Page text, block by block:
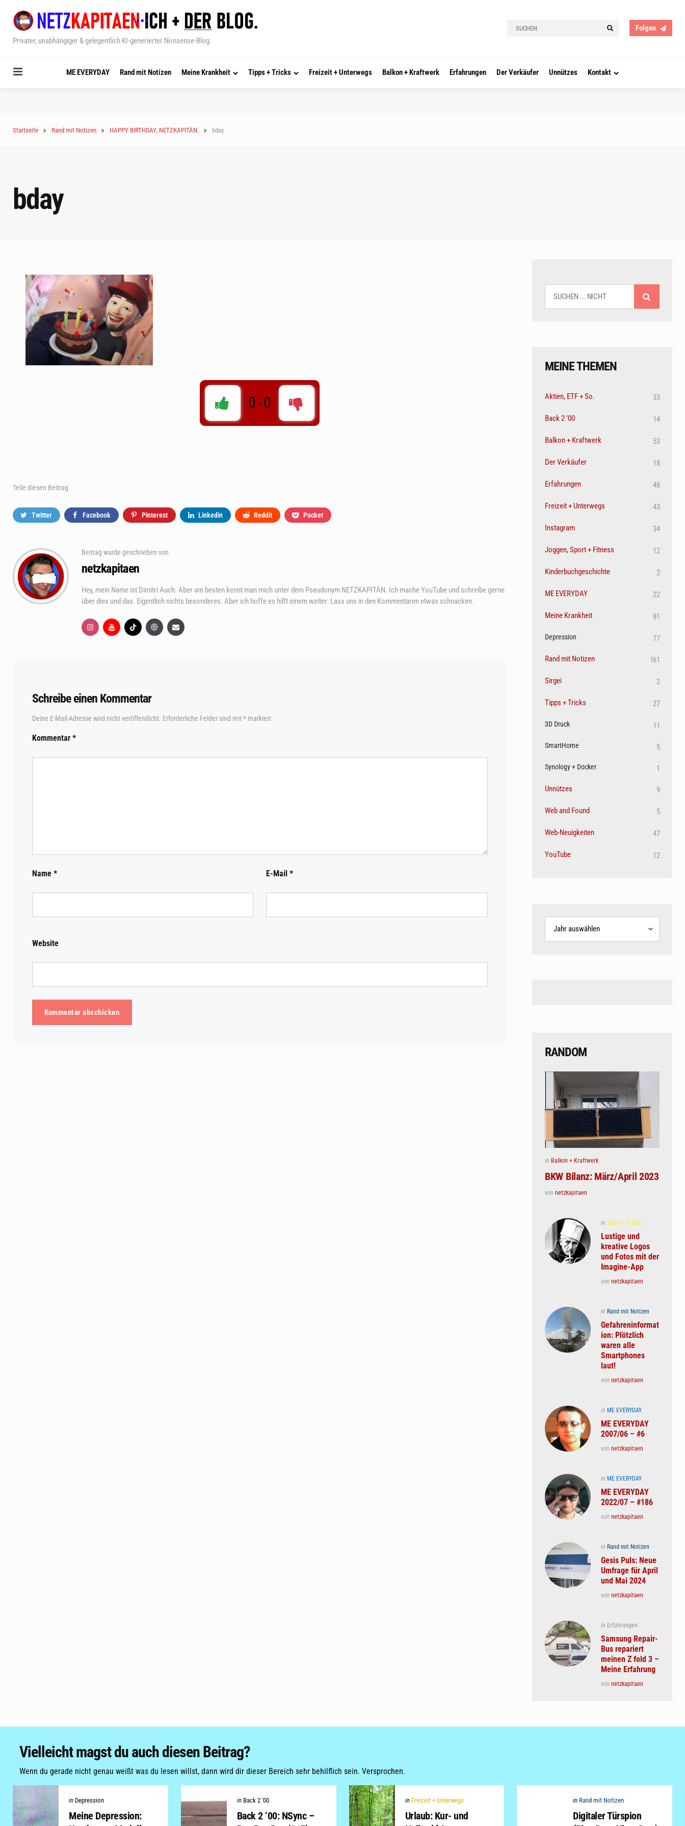
Privater, unabhängiger & gelegentlich KI-generierter Nonsense-Blog.
for:
Folgen
ME EVERYDAY Rand mit Notizen Meine Krankheit Tipps + Tricks Freizeit + Unterwegs Balkon + Kraftwerk Erfahrungen Der Verkäufer Unnützes Kontakt
Startseite Rand mit Notizen HAPPY BIRTHDAY, NETZKAPITÄN. bday
bday
0-0
Teile diesen Beitrag
Twitter Facebook Pinterest Linkedin Reddit Pocket
Beitrag wurde geschrieben von
netzkapitaen
Hey, mein Name ist Dimitri Auch. Aber am besten kennt man mich unter dem Pseudonym NETZKAPITÄN. Ich mache YouTube und schreibe gerne
über dies und das. Eigentlich nichts besonderes. Aber ich hoffe es hilft einem weiter. Lass uns in den Kommentaren etwas schnacken.
Schreibe einen Kommentar
Deine E-Mail-Adresse wird nicht veröffentlicht. Erforderliche Felder sind mit*markiert
Kommentar *
Name * E-Mail *
Website
MEINE THEMEN
Aktien, ETF + So. 33
Back 2 '00 14
Balkon + Kraftwerk 53
Der Verkäufer 18
Erfahrungen 48
Freizeit + Unterwegs 43
Instagram 34
Joggen, Sport + Fitness 12
Kinderbuchgeschichte 2
ME EVERYDAY 22
Meine Krankheit 81
Depression 77
Rand mit Notizen 161
Sirgei 2
Tipps + Tricks 27
3D Druck 11
SmartHome 5
Synology + Docker 1
Unnützes 9
Web and Found 5
Web-Neuigkeiten 47
YouTube 12
RANDOM
Posted
in Balkon + Kraftwerk
BKW Bilanz: März/April 2023
Posted
von netzkapitaen
Posted
in
in Tipps + Tricks
Lustige und
kreative Logos
und Fotos mit der
Imagine-App
Posted
von netzkapitaen
Posted
in
in Rand mit Notizen
Gefahreninformat
ion: Plötzlich
waren alle
Smartphones
laut!
Posted
von netzkapitaen
Posted
in
in ME EVERYDAY
ME EVERYDAY
2007/06 – #6
Posted
von netzkapitaen
Posted
in
in ME EVERYDAY
ME EVERYDAY
2022/07 – #186
Posted
von netzkapitaen
Posted
in
in Rand mit Notizen
Gesis Puls: Neue
Umfrage für April
und Mai 2024
Posted
von netzkapitaen
Posted
in
in Erfahrungen
Samsung Repair-
Bus repariert
meinen Z fold 3 –
Meine Erfahrung
Posted
von netzkapitaen
Vielleicht magst du auch diesen Beitrag?
Wenn du gerade nicht genau weißt was du lesen willst, dann wird dir dieser Bereich sehr behilflich sein. Versprochen.
Categories
Posted
in Depression
Meine Depression:
Categories
Posted
in Back 2 '00
Back 2 ’00: NSync –
Categories
Posted
in Freizeit + Unterwegs
Urlaub: Kur- und
Categories
Posted
in Rand mit Notizen
Digitaler Türspion